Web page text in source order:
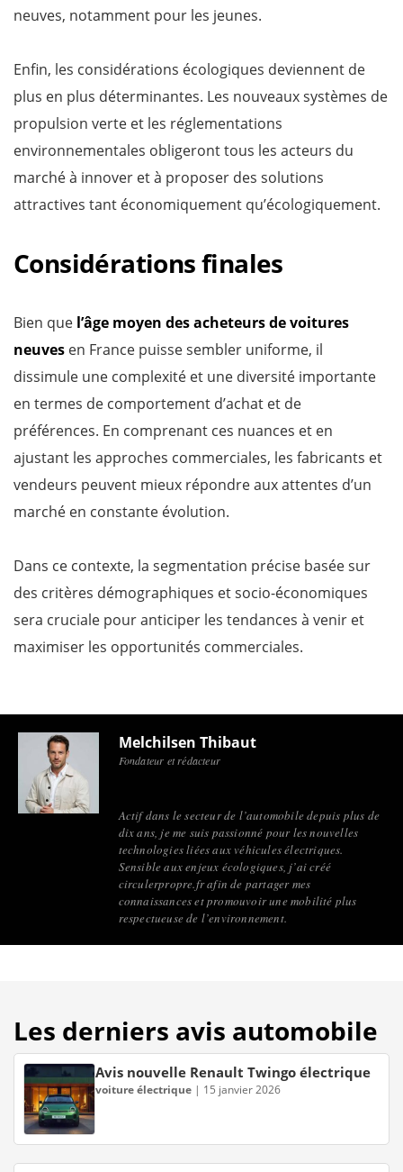
neuves, notamment pour les jeunes.
Enfin, les considérations écologiques deviennent de
plus en plus déterminantes. Les nouveaux systèmes de
propulsion verte et les réglementations
environnementales obligeront tous les acteurs du
marché à innover et à proposer des solutions
attractives tant économiquement qu’écologiquement.
Considérations finales
Bien que l’âge moyen des acheteurs de voitures
neuves en France puisse sembler uniforme, il
dissimule une complexité et une diversité importante
en termes de comportement d’achat et de
préférences. En comprenant ces nuances et en
ajustant les approches commerciales, les fabricants et
vendeurs peuvent mieux répondre aux attentes d’un
marché en constante évolution.
Dans ce contexte, la segmentation précise basée sur
des critères démographiques et socio-économiques
sera cruciale pour anticiper les tendances à venir et
maximiser les opportunités commerciales.
Melchilsen Thibaut
Fondateur et rédacteur
Actif dans le secteur de l’automobile depuis plus de
dix ans, je me suis passionné pour les nouvelles
technologies liées aux véhicules électriques.
Sensible aux enjeux écologiques, j’ai créé
circulerpropre.fr afin de partager mes
connaissances et promouvoir une mobilité plus
respectueuse de l’environnement.
Les derniers avis automobile
Avis nouvelle Renault Twingo électrique
voiture électrique | 15 janvier 2026